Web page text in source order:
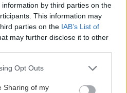
by third parties on the
This information may
parties on the IAB’s List of
may further disclose it to other
app uses one or more Google
behaviour. You may click to
Opt Outs
Sharing of my